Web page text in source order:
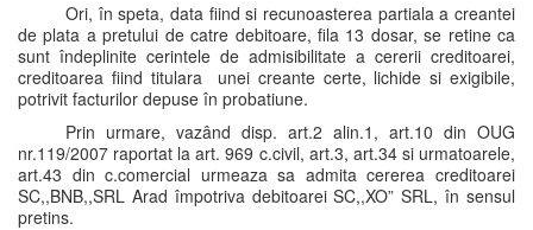
Ori, în speta, data fiind si recunoasterea partiala a creantei
de plata a pretului de catre debitoare, fila 13 dosar, se retine ca
sunt îndeplinite cerintele de admisibilitate a cererii creditoarei,
creditoarea fiind titulara unei creante certe, lichide si exigibile,
potrivit facturilor depuse în probatiune.
Prin urmare, vazând disp. art.2 alin.1, art.10 din OUG
nr.119/2007 raportat la art. 969 c.civil, art.3, art.34 si urmatoarele,
art.43 din c.comercial urmeaza sa admita cererea creditoarei
SC,,BNB,,SRL Arad împotriva debitoarei SC,,XO” SRL, în sensul
pretins.